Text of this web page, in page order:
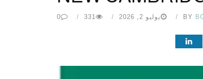
BY يوليو 2, 2026 331
0